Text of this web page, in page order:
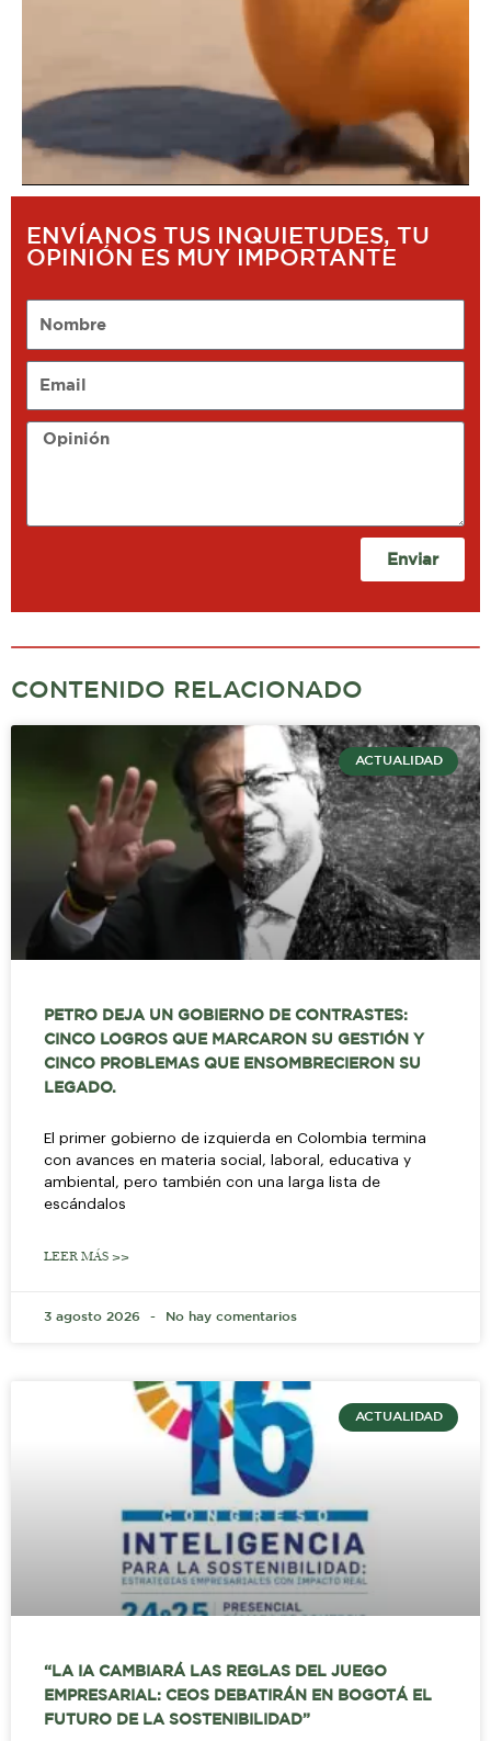
ENVÍANOS TUS INQUIETUDES, TU
OPINIÓN ES MUY IMPORTANTE
Opinión
Enviar
CONTENIDO RELACIONADO
ACTUALIDAD
PETRO DEJA UN GOBIERNO DE CONTRASTES:
CINCO LOGROS QUE MARCARON SU GESTIÓN Y
CINCO PROBLEMAS QUE ENSOMBRECIERON SU
LEGADO.
El primer gobierno de izquierda en Colombia termina
con avances en materia social, laboral, educativa y
ambiental, pero también con una larga lista de
escándalos
LEER MÁS >>
3 agosto 2026 No hay comentarios
ACTUALIDAD
“LA IA CAMBIARÁ LAS REGLAS DEL JUEGO
EMPRESARIAL: CEOS DEBATIRÁN EN BOGOTÁ EL
FUTURO DE LA SOSTENIBILIDAD”